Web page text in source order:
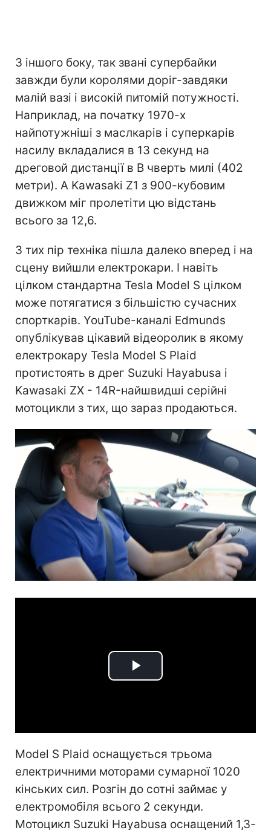
З іншого боку, так звані супербайки
завжди були королями доріг-завдяки
малій вазі і високій питомій потужності.
Наприклад, на початку 1970-х
найпотужніші з маслкарів і суперкарів
насилу вкладалися в 13 секунд на
дреговой дистанції в В чверть милі (402
метри). А Kawasaki Z1 з 900-кубовим
движком міг пролетіти цю відстань
всього за 12,6.
З тих пір техніка пішла далеко вперед і на
сцену вийшли електрокари. І навіть
цілком стандартна Tesla Model S цілком
може потягатися з більшістю сучасних
спорткарів. YouTube-каналі Edmunds
опублікував цікавий відеоролик в якому
електрокару Tesla Model S Plaid
протистоять в дрег Suzuki Hayabusa і
Kawasaki ZX - 14R-найшвидші серійні
мотоцикли з тих, що зараз продаються.
Play
Model S Plaid оснащується трьома
електричними моторами сумарної 1020
кінських сил. Розгін до сотні займає у
електромобіля всього 2 секунди.
Мотоцикл Suzuki Hayabusa оснащений 1,3-